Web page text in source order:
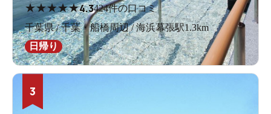
★★★★★4.3424件の口コミ
千葉県 / 千葉・船橋周辺 / 海浜幕張駅1.3km
日帰り
3